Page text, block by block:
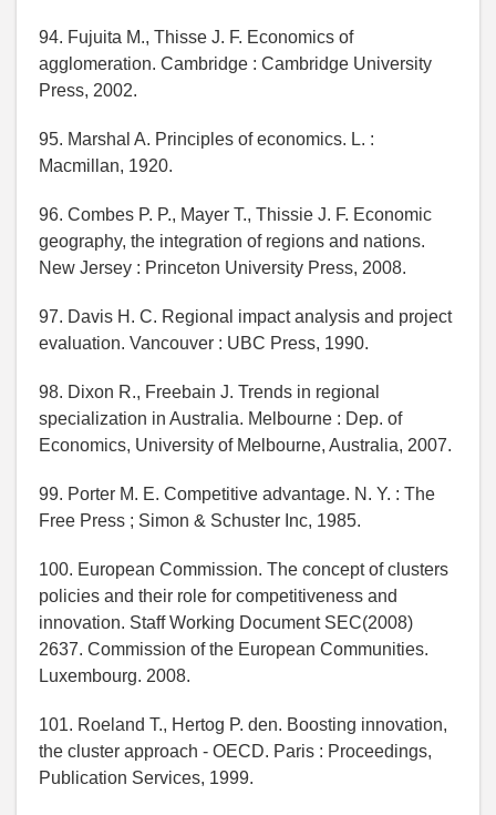
94. Fujuita M., Thisse J. F. Economics of
agglomeration. Cambridge : Cambridge University
Press, 2002.
95. Marshal A. Principles of economics. L. :
Macmillan, 1920.
96. Combes P. P., Mayer T., Thissie J. F. Economic
geography, the integration of regions and nations.
New Jersey : Princeton University Press, 2008.
97. Davis H. C. Regional impact analysis and project
evaluation. Vancouver : UBC Press, 1990.
98. Dixon R., Freebain J. Trends in regional
specialization in Australia. Melbourne : Dep. of
Economics, University of Melbourne, Australia, 2007.
99. Porter M. E. Competitive advantage. N. Y. : The
Free Press ; Simon & Schuster Inc, 1985.
100. European Commission. The concept of clusters
policies and their role for competitiveness and
innovation. Staff Working Document SEC(2008)
2637. Commission of the European Communities.
Luxembourg. 2008.
101. Roeland T., Hertog P. den. Boosting innovation,
the cluster approach - OECD. Paris : Proceedings,
Publication Services, 1999.